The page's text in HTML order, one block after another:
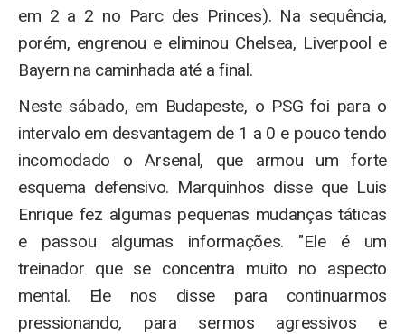
em 2 a 2 no Parc des Princes). Na sequência,
porém, engrenou e eliminou Chelsea, Liverpool e
Bayern na caminhada até a final.
Neste sábado, em Budapeste, o PSG foi para o
intervalo em desvantagem de 1 a 0 e pouco tendo
incomodado o Arsenal, que armou um forte
esquema defensivo. Marquinhos disse que Luis
Enrique fez algumas pequenas mudanças táticas
e passou algumas informações. "Ele é um
treinador que se concentra muito no aspecto
mental. Ele nos disse para continuarmos
pressionando, para sermos agressivos e